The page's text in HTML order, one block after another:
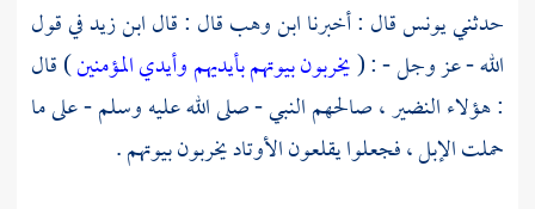
حدثنييونسقال :أخبرنا ابن وهبقال : قالابن زيدفي قول
الله - عز وجل - : (يخربون بيوتهم بأيديهم وأيدي المؤمنين) قال
: هؤلاءالنضير ،صالحهم النبي - صلى الله عليه وسلم - على ما
حملت الإبل ، فجعلوا يقلعون الأوتاد يخربون بيوتهم .